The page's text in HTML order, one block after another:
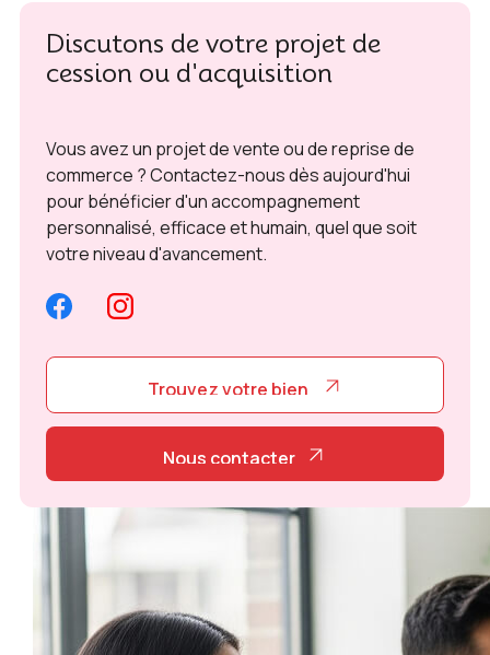
Discutons de votre projet de
cession ou d'acquisition
Vous avez un projet de vente ou de reprise de
commerce ? Contactez-nous dès aujourd'hui
pour bénéficier d'un accompagnement
personnalisé, efficace et humain, quel que soit
votre niveau d'avancement.
Trouvez votre bien
Trouvez votre bien
Nous contacter
Nous contacter